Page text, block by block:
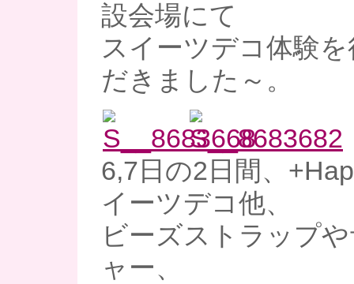
設会場にて
スイーツデコ体験
だきました～。
6,7日の2日間、
イーツデコ他、
ビーズストラップ
ャー、